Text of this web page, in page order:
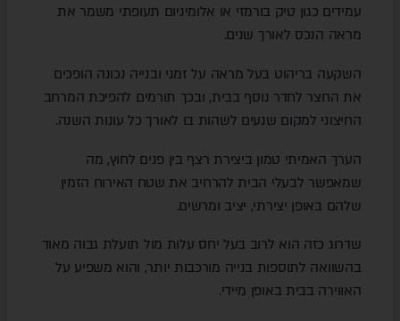
עמידים כגון טיק בורמזי או אלומיניום תעופתי משמר את
מראה הנכס לאורך שנים.
השקעה בריהוט בעל מראה על זמני ובנייה נכונה הופכים
את החצר לחדר נוסף בבית, ובכך תורמים להפיכת המרחב
החיצוני למקום שנעים לשהות בו לאורך כל עונות השנה.
הערך האמיתי טמון ביצירת רצף בין פנים לחוץ, מה
שמאפשר לבעלי הבית להרחיב את שטח האירוח הזמין
שלהם באופן יצירתי, יציב ומרשים.
שדרוג כזה הוא לרוב בעל יחס עלות מול תועלת גבוה מאוד
בהשוואה לתוספות בנייה מורכבות יותר, והוא משפיע על
האווירה בבית באופן מיידי.